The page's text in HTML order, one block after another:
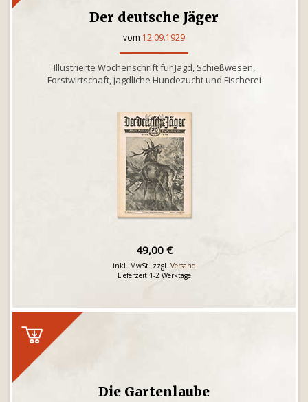
Der deutsche Jäger
vom 12.09.1929
Illustrierte Wochenschrift für Jagd, Schießwesen,
Forstwirtschaft, jagdliche Hundezucht und Fischerei
49,00 €
inkl. MwSt. zzgl. Versand
Lieferzeit 1-2 Werktage
Die Gartenlaube